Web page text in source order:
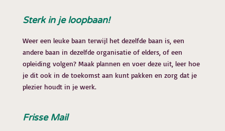
Sterk in je loopbaan!
Weer een leuke baan terwijl het dezelfde baan is, een
andere baan in dezelfde organisatie of elders, of een
opleiding volgen? Maak plannen en voer deze uit, leer hoe
je dit ook in de toekomst aan kunt pakken en zorg dat je
plezier houdt in je werk.
Frisse Mail